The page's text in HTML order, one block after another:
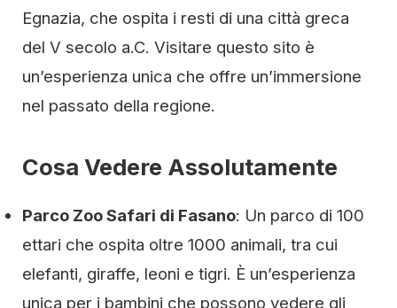
Egnazia, che ospita i resti di una città greca
del V secolo a.C. Visitare questo sito è
un’esperienza unica che offre un’immersione
nel passato della regione.
Cosa Vedere Assolutamente
Parco Zoo Safari di Fasano: Un parco di 100
ettari che ospita oltre 1000 animali, tra cui
elefanti, giraffe, leoni e tigri. È un’esperienza
unica per i bambini che possono vedere gli